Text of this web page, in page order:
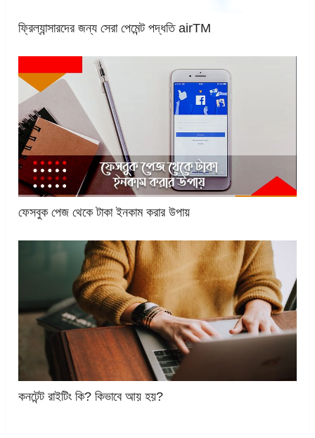
ফ্রিল্যান্সারদের জন্য সেরা পেমেন্ট পদ্ধতি airTM
ফেসবুক পেজ থেকে টাকা ইনকাম করার উপায়
কনটেন্ট রাইটিং কি? কিভাবে আয় হয়?